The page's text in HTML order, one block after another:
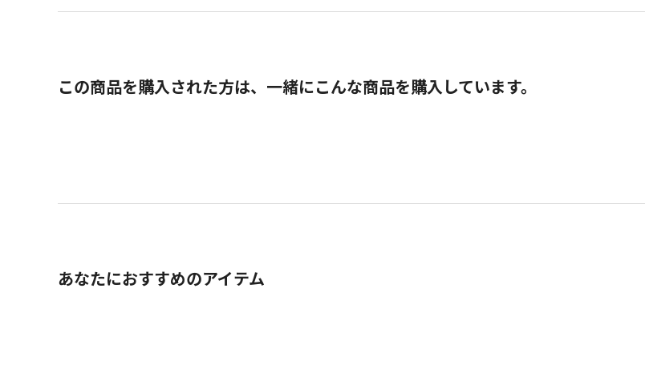
この商品を購入された方は、一緒にこんな商品を購入しています。
あなたにおすすめのアイテム